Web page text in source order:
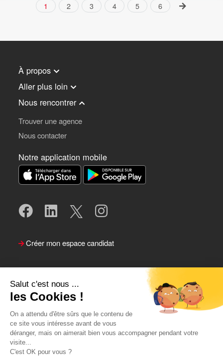
Salut c'est nous ...
les Cookies !
On a attendu d'être sûrs que le contenu de
ce site vous intéresse avant de vous
déranger, mais on aimerait bien vous accompagner pendant votre
visite...
C'est OK pour vous ?
1 2 3 4 5 6
À propos
Aller plus loin
Nous rencontrer
Trouver une agence
Nous contacter
Notre application mobile
Créer mon espace candidat